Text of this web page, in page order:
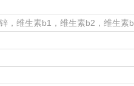
，维生素b1，维生素b2，维生素